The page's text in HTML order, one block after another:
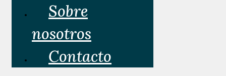
Sobre
nosotros
Contacto